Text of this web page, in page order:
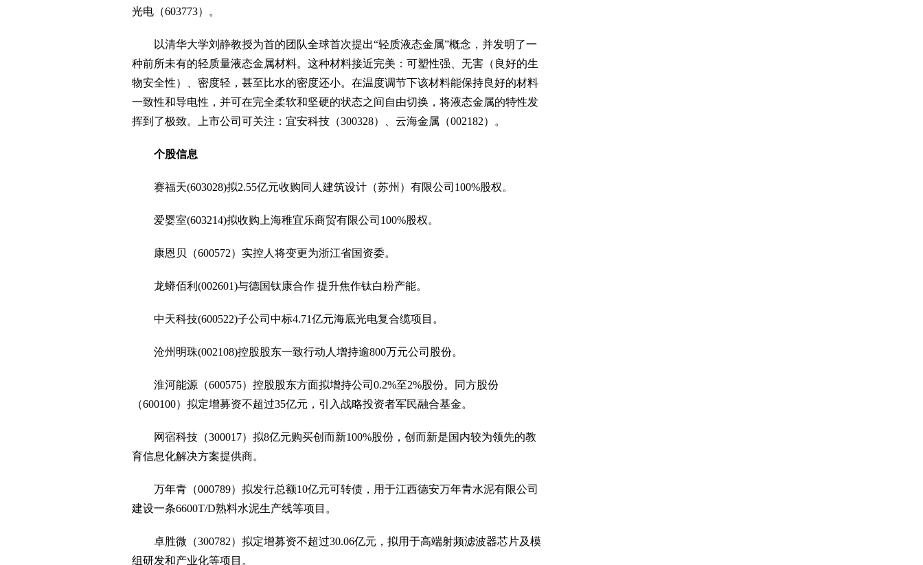
光电（603773）。
以清华大学刘静教授为首的团队全球首次提出“轻质液态金属”概念，并发明了一
种前所未有的轻质量液态金属材料。这种材料接近完美：可塑性强、无害（良好的生
物安全性）、密度轻，甚至比水的密度还小。在温度调节下该材料能保持良好的材料
一致性和导电性，并可在完全柔软和坚硬的状态之间自由切换，将液态金属的特性发
挥到了极致。上市公司可关注：宜安科技（300328）、云海金属（002182）。
个股信息
赛福天(603028)拟2.55亿元收购同人建筑设计（苏州）有限公司100%股权。
爱婴室(603214)拟收购上海稚宜乐商贸有限公司100%股权。
康恩贝（600572）实控人将变更为浙江省国资委。
龙蟒佰利(002601)与德国钛康合作 提升焦作钛白粉产能。
中天科技(600522)子公司中标4.71亿元海底光电复合缆项目。
沧州明珠(002108)控股股东一致行动人增持逾800万元公司股份。
淮河能源（600575）控股股东方面拟增持公司0.2%至2%股份。同方股份
（600100）拟定增募资不超过35亿元，引入战略投资者军民融合基金。
网宿科技（300017）拟8亿元购买创而新100%股份，创而新是国内较为领先的教
育信息化解决方案提供商。
万年青（000789）拟发行总额10亿元可转债，用于江西德安万年青水泥有限公司
建设一条6600T/D熟料水泥生产线等项目。
卓胜微（300782）拟定增募资不超过30.06亿元，拟用于高端射频滤波器芯片及模
组研发和产业化等项目。